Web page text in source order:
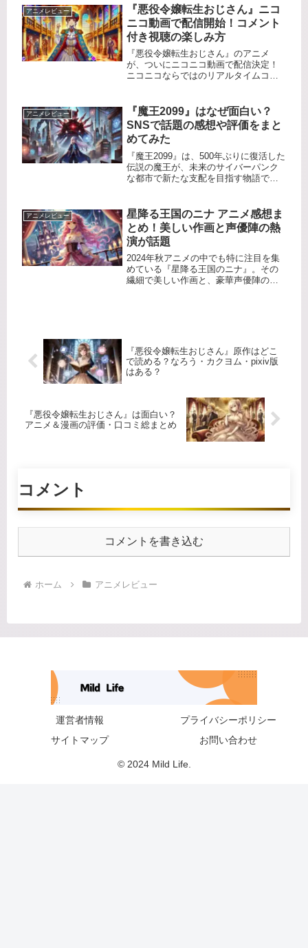
本記事では、視聴者から寄せられた評
価や感想をもとに、その魅力を徹底
解...
アニメレビュー
『悪役令嬢転生おじさん』ニコ
ニコ動画で配信開始！コメント
付き視聴の楽しみ方
『悪役令嬢転生おじさん』のアニメ
が、ついにニコニコ動画で配信決定！
ニコニコならではのリアルタイムコメ
ながら楽しめます。本記事では、ニコ
ニコ動画での視聴方法や配信スケジュ
ール...
アニメレビュー
『魔王2099』はなぜ面白い？
SNSで話題の感想や評価をまと
めてみた
『魔王2099』は、500年ぶりに復活した
伝説の魔王が、未来のサイバーパンク
な都市で新たな支配を目指す物語で
ーリーで多くのファンを魅了していま
す。本記事では、作品のあらすじ...
アニメレビュー
星降る王国のニナ アニメ感想ま
とめ！美しい作画と声優陣の熱
演が話題
2024年秋アニメの中でも特に注目を集
めている『星降る王国のニナ』。その
繊細で美しい作画と、豪華声優陣の迫
『悪役令嬢転生おじさん』原作はどこ
で読める？なろう・カクヨム・pixiv版
はある？
『悪役令嬢転生おじさん』は面白い？
アニメ＆漫画の評価・口コミ総まとめ
コメント
コメントを書き込む
ホーム アニメレビュー
運営者情報
プライバシーポリシー
サイトマップ
お問い合わせ
© 2024 Mild Life.